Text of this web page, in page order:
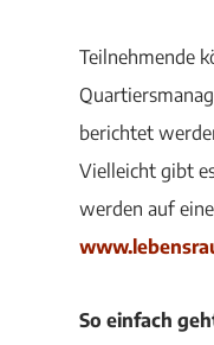
Teilnehmende
berichtet
Vielleicht gibt
werden auf
So einfach